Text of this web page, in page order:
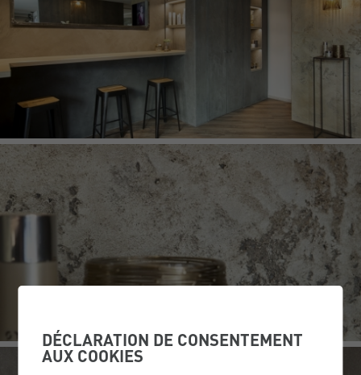
DÉCLARATION DE CONSENTEMENT
AUX COOKIES